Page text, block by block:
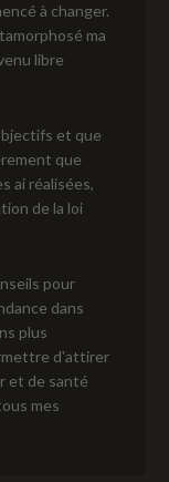
à changer.
ma
libre
et que
que
ai réalisées,
de la loi
pour
dans
plus
d'attirer
et de santé
mes